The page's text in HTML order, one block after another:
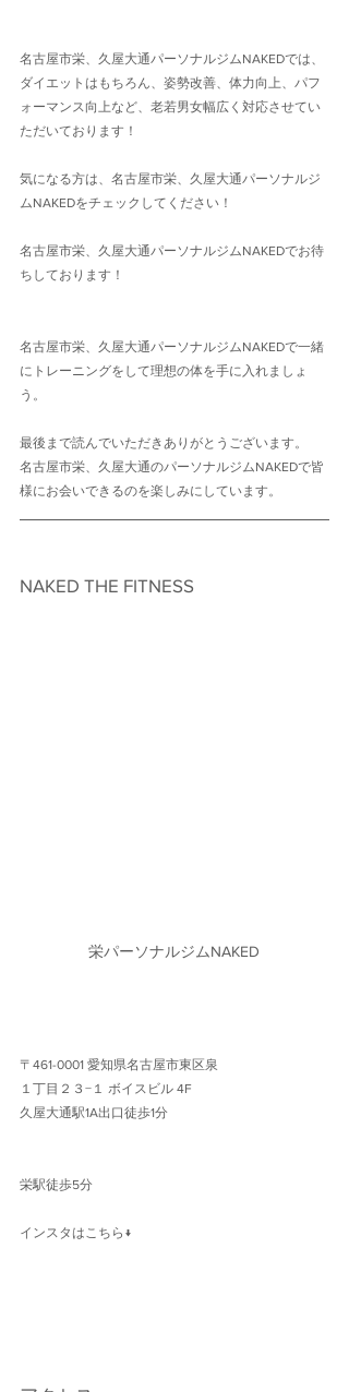
名古屋市栄、久屋大通パーソナルジムNAKEDでは、
ダイエットはもちろん、姿勢改善、体力向上、パフ
ォーマンス向上など、老若男女幅広く対応させてい
ただいております！
気になる方は、名古屋市栄、久屋大通パーソナルジ
ムNAKEDをチェックしてください！
名古屋市栄、久屋大通パーソナルジムNAKEDでお待
ちしております！
名古屋市栄、久屋大通パーソナルジムNAKEDで一緒
にトレーニングをして理想の体を手に入れましょ
う。
最後まで読んでいただきありがとうございます。
名古屋市栄、久屋大通のパーソナルジムNAKEDで皆
様にお会いできるのを楽しみにしています。
NAKED THE FITNESS
栄パーソナルジムNAKED
〒461-0001 愛知県名古屋市東区泉
１丁目２３−１ ボイスビル 4F
久屋大通駅1A出口徒歩1分
栄駅徒歩5分
インスタはこちら↓